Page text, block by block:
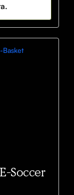
Desfrute
e eleve suas
Discord
Soccer